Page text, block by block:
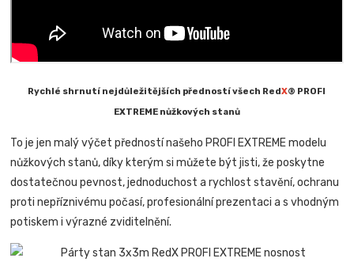
Rychlé shrnutí nejdůležitějších předností všech RedX® PROFI
EXTREME nůžkových stanů
To je jen malý výčet předností našeho PROFI EXTREME modelu
nůžkových stanů, díky kterým si můžete být jisti, že poskytne
dostatečnou pevnost, jednoduchost a rychlost stavění, ochranu
proti nepříznivému počasí, profesionální prezentaci a s vhodným
potiskem i výrazné zviditelnění.